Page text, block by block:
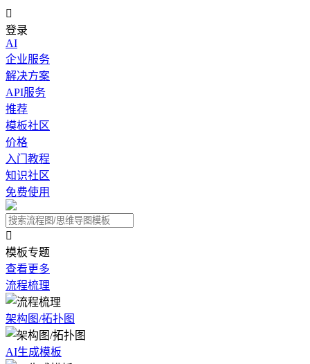

登录
AI
企业服务
解决方案
API服务
推荐
模板社区
价格
入门教程
知识社区
免费使用

模板专题
查看更多
流程梳理
架构图/拓扑图
AI生成模板